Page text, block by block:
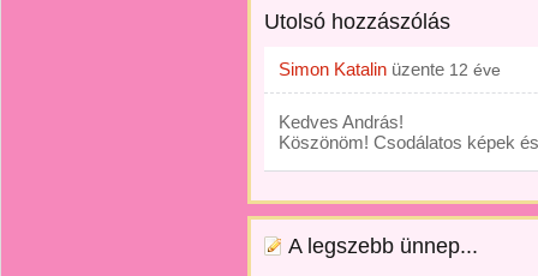
Utolsó hozzászólás
Simon Katalin üzente 12 éve
Kedves András!
Köszönöm! Csodálatos képek
A legszebb ünnep...